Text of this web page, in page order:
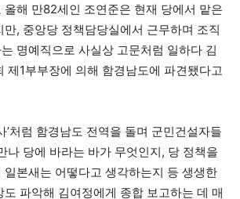
올해 만82세인 조연준은 현재 당에서 맡은
만, 중앙당 정책담당실에서 근무하며 조직
명예직으로 사실상 고문처럼 일하다 김
제1부부장에 의해 함경남도에 파견됐다고
’처럼 함경남도 전역을 돌며 군민건설자들
나 당에 바라는 바가 무엇인지, 당 정책을
일본새는 어떻다고 생각하는지 등 생생한
파악해 김여정에게 종합 보고하는 데 매